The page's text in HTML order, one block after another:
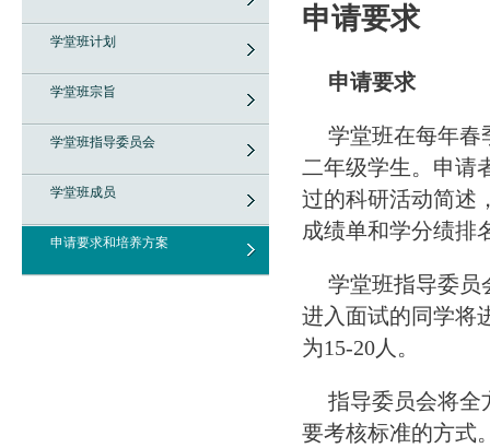
学堂班计划
学堂班宗旨
学堂班指导委员会
学堂班成员
申请要求和培养方案
申请要求
申请要求
学堂班在每年春
二年级学生。申请
过的科研活动简述
成绩单和学分绩排
学堂班指导委员
进入面试的同学将
为15-20人。
指导委员会将全
要考核标准的方式